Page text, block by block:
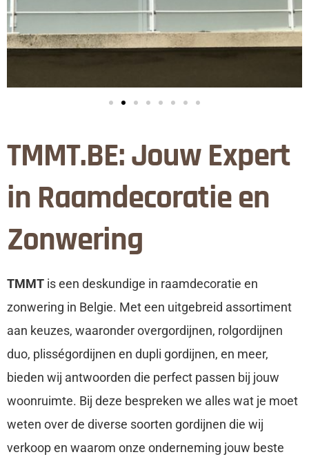
TMMT.BE: Jouw Expert
in Raamdecoratie en
Zonwering
TMMT is een deskundige in raamdecoratie en
zonwering in Belgie. Met een uitgebreid assortiment
aan keuzes, waaronder overgordijnen, rolgordijnen
duo, plisségordijnen en dupli gordijnen, en meer,
bieden wij antwoorden die perfect passen bij jouw
woonruimte. Bij deze bespreken we alles wat je moet
weten over de diverse soorten gordijnen die wij
verkoop en waarom onze onderneming jouw beste